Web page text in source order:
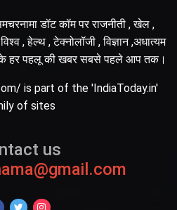
डॉट कॉम पर राजनीती , खेल ,
, हेल्थ , टेक्नोलॉजी , विज्ञान ,अधात्यम
के हर पहलू की खबर सबसे पहले आप तक।
is part of the 'IndiaToday.in'
of sites
us